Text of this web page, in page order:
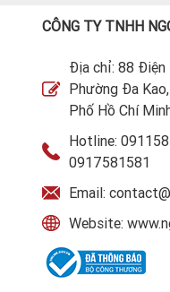
CÔNG TY TNHH
Địa chỉ: 88 Điện
Phường Đa
Phố Hồ Chí
Hotline:
0917581581
Email:
Website: